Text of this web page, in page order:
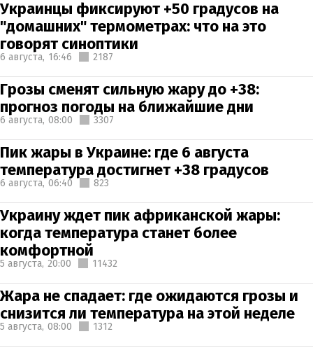
Украинцы фиксируют +50 градусов на
"домашних" термометрах: что на это
говорят синоптики
6 августа, 16:46 2187
Грозы сменят сильную жару до +38:
прогноз погоды на ближайшие дни
6 августа, 08:00 3307
Пик жары в Украине: где 6 августа
температура достигнет +38 градусов
6 августа, 06:40 823
Украину ждет пик африканской жары:
когда температура станет более
комфортной
5 августа, 20:00 11432
Жара не спадает: где ожидаются грозы и
снизится ли температура на этой неделе
5 августа, 08:00 1312